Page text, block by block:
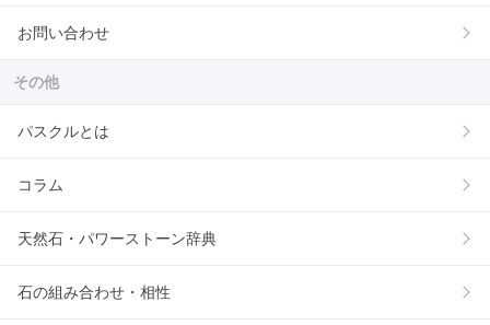
お問い合わせ
その他
パスクルとは
コラム
天然石・パワーストーン辞典
石の組み合わせ・相性